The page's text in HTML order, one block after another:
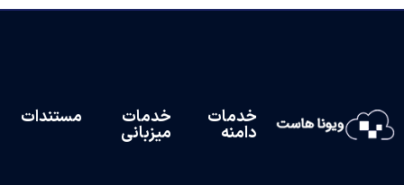
خدمات
دامنه
خدمات
میزبانی
مستندات